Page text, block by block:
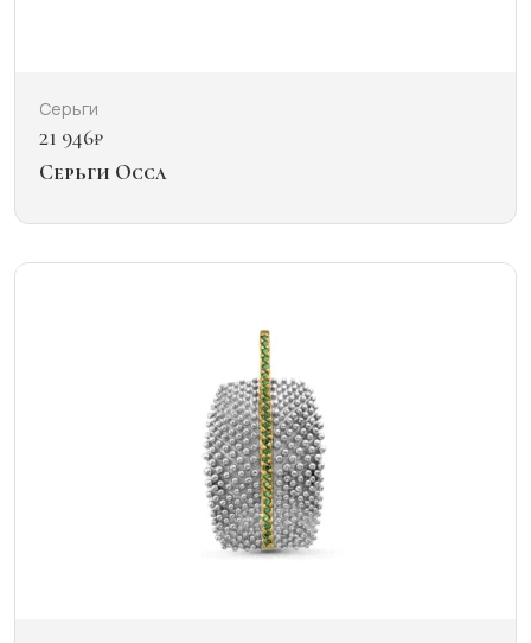
Серьги
21 946₽
Серьги Occa